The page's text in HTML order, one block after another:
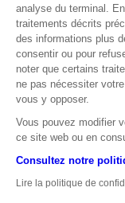
analyse du terminal.
traitements décrits
des informations plus
consentir ou pour
noter que certains
ne pas nécessiter
vous y opposer.
Vous pouvez modifier
ce site web ou en
Consultez notre
Lire la politique de